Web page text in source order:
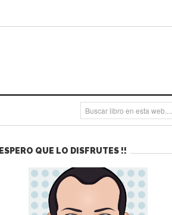
ESPERO QUE LO DISFRUTES !!